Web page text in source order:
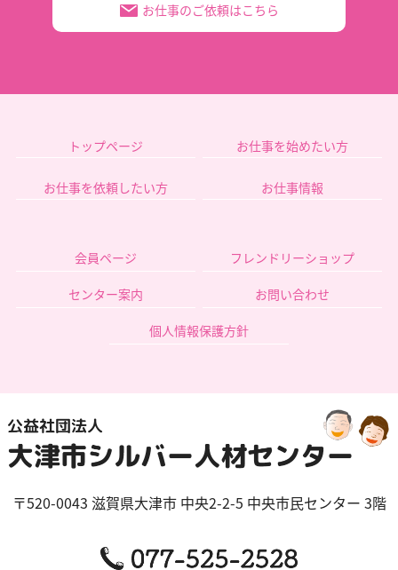
お仕事のご依頼はこちら
トップページ お仕事を始めたい方
お仕事を依頼したい方 お仕事情報
会員ページ フレンドリーショップ
センター案内 お問い合わせ
個人情報保護方針
〒520-0043 滋賀県大津市 中央2-2-5 中央市民センター 3階